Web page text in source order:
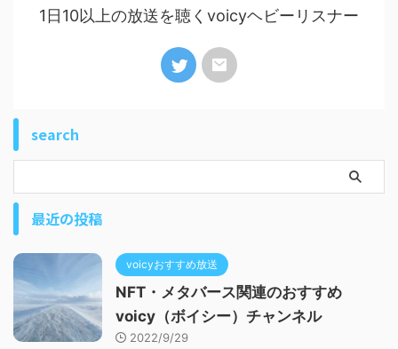
1日10以上の放送を聴くvoicyヘビーリスナー
search
最近の投稿
voicyおすすめ放送
NFT・メタバース関連のおすすめ
voicy（ボイシー）チャンネル
2022/9/29